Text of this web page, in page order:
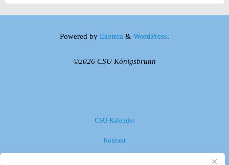
Powered by Esotera & WordPress.
©2026 CSU Königsbrunn
CSU-Kalender
Kontakt